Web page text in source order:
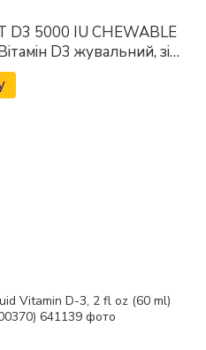
D3 5000 IU CHEWABLE
D3 жувальний, зі